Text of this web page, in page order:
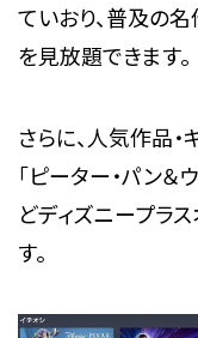
ていおり、普及の
を見放題できます。
さらに、人気作品・
「ピーター・パン＆
どディズニープラ
す。